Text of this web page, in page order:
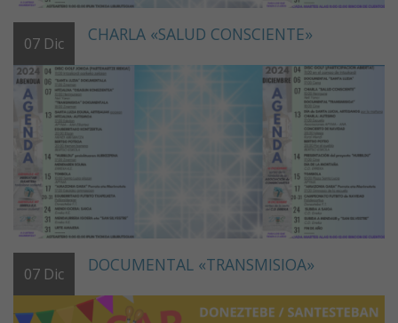
07 Dic CHARLA «SALUD CONSCIENTE»
07 Dic DOCUMENTAL «TRANSMISIOA»